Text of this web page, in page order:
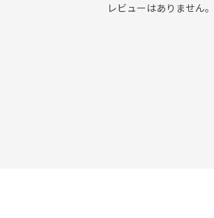
レビューはありません。